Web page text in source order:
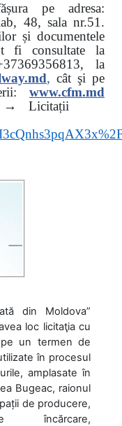
pe adresa:
48, sala nr.51.
și documentele
fi consultate la
la
, cât şi pe
www.cfm.md
→ Licitații
din Moldova”
loc licitaţia cu
un termen de
în procesul
amplasate în
Bugeac, raionul
de producere,
încărcare,